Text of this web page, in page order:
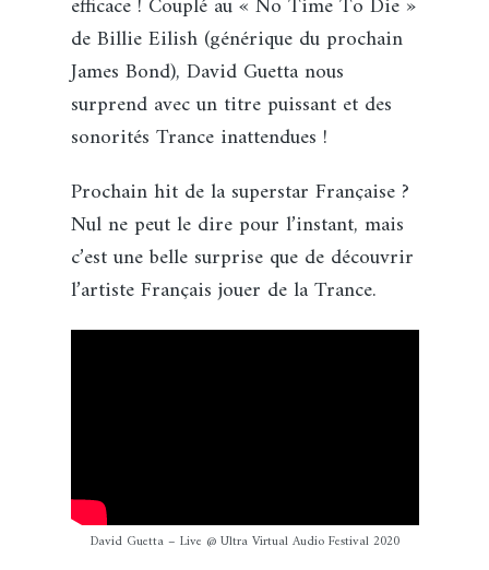
de Billie Eilish (générique du prochain
James Bond), David Guetta nous
surprend avec un titre puissant et des
sonorités Trance inattendues !
Prochain hit de la superstar Française ?
Nul ne peut le dire pour l’instant, mais
c’est une belle surprise que de découvrir
l’artiste Français jouer de la Trance.
David Guetta – Live @ Ultra Virtual Audio Festival 2020